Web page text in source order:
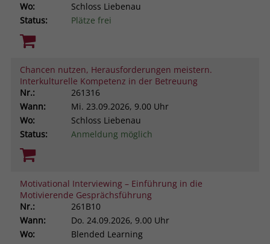
Wo:
Schloss Liebenau
Status:
Plätze frei
Chancen nutzen, Herausforderungen meistern.
Interkulturelle Kompetenz in der Betreuung
Nr.:
261316
Wann:
Mi. 23.09.2026, 9.00 Uhr
Wo:
Schloss Liebenau
Status:
Anmeldung möglich
Motivational Interviewing – Einführung in die
Motivierende Gesprächsführung
Nr.:
261B10
Wann:
Do. 24.09.2026, 9.00 Uhr
Wo:
Blended Learning